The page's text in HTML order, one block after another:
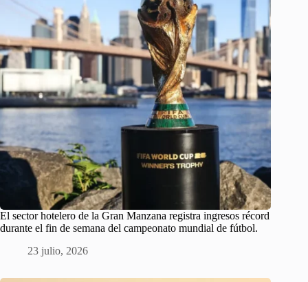
El sector hotelero de la Gran Manzana registra ingresos récord
durante el fin de semana del campeonato mundial de fútbol.
23 julio, 2026